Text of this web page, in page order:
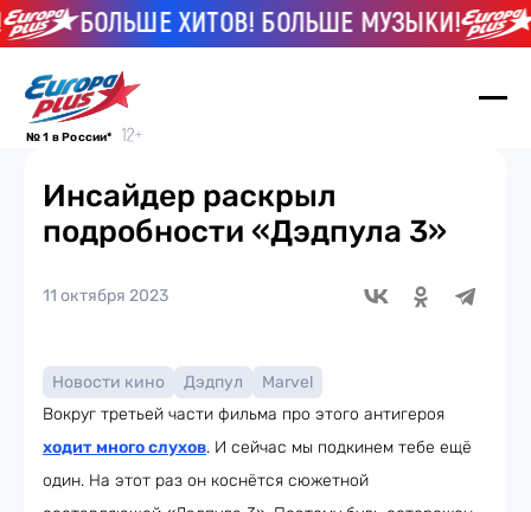
БОЛЬШЕ ХИТОВ! БОЛЬШЕ МУЗЫКИ!
№ 1 в России*
Инсайдер раскрыл
подробности «Дэдпула 3»
11 октября 2023
Новости кино Дэдпул
Marvel
Вокруг третьей части фильма про этого антигероя
ходит много слухов. И сейчас мы подкинем тебе ещё
один. На этот раз он коснётся сюжетной